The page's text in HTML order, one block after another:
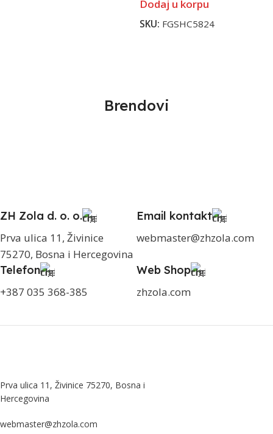
Dodaj u korpu
SKU: FGSHC5824
Brendovi
ZH Zola d. o. o.
Prva ulica 11, Živinice
75270, Bosna i Hercegovina
Email kontakt
webmaster@zhzola.com
Telefon
+387 035 368-385
Web Shop
zhzola.com
Prva ulica 11, Živinice 75270, Bosna i
Hercegovina
webmaster@zhzola.com